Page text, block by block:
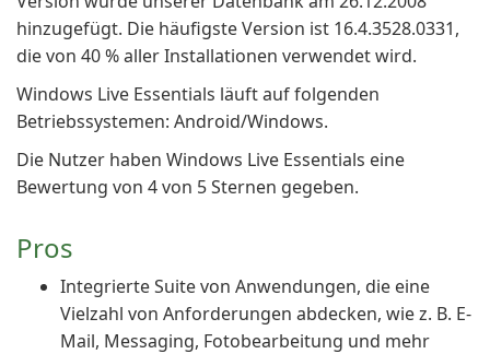
hinzugefügt. Die häufigste Version ist 16.4.3528.0331,
die von 40 % aller Installationen verwendet wird.
Windows Live Essentials läuft auf folgenden
Betriebssystemen: Android/Windows.
Die Nutzer haben Windows Live Essentials eine
Bewertung von 4 von 5 Sternen gegeben.
Pros
Integrierte Suite von Anwendungen, die eine
Vielzahl von Anforderungen abdecken, wie z. B. E-
Mail, Messaging, Fotobearbeitung und mehr